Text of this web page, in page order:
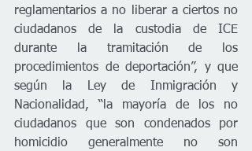
reglamentarios a no liberar a ciertos no
ciudadanos de la custodia de ICE
durante la tramitación de los
procedimientos de deportación”, y que
según la Ley de Inmigración y
Nacionalidad, “la mayoría de los no
ciudadanos que son condenados por
homicidio generalmente no son